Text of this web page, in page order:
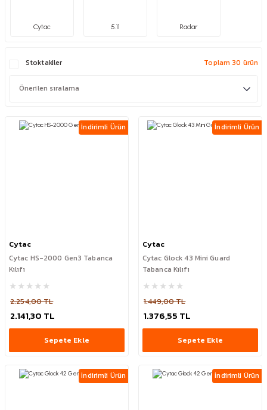
Cytac 5.11 Radar
Stoktakiler Toplam 30 ürün
İndirimli Ürün
Cytac
Cytac HS-2000 Gen3 Tabanca
Kılıfı
2.254,00 TL
2.141,30 TL
Sepete Ekle
İndirimli Ürün
Cytac
Cytac Glock 43 Mini Guard
Tabanca Kılıfı
1.449,00 TL
1.376,55 TL
Sepete Ekle
İndirimli Ürün İndirimli Ürün